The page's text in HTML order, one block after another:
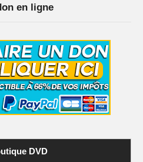
en ligne
DVD